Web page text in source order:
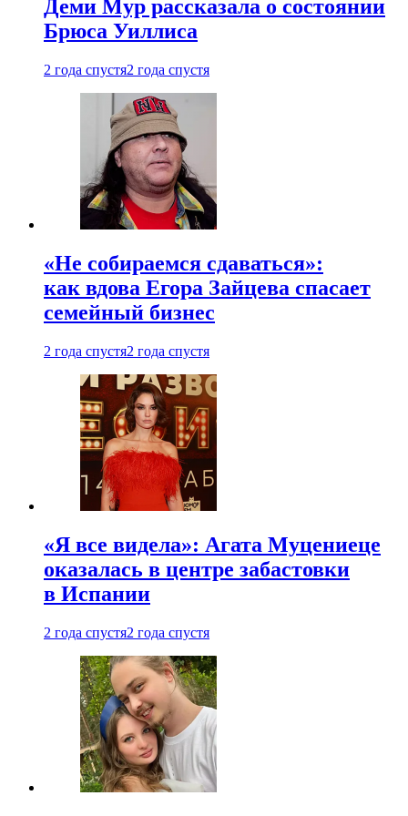
Деми Мур рассказала о состоянии
Брюса Уиллиса
2 года спустя2 года спустя
«Не собираемся сдаваться»:
как вдова Егора Зайцева спасает
семейный бизнес
2 года спустя2 года спустя
«Я все видела»: Агата Муцениеце
оказалась в центре забастовки
в Испании
2 года спустя2 года спустя